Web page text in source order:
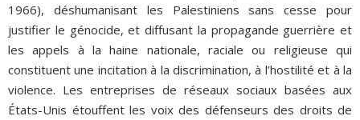
1966), déshumanisant les Palestiniens sans cesse pour
justifier le génocide, et diffusant la propagande guerrière et
les appels à la haine nationale, raciale ou religieuse qui
constituent une incitation à la discrimination, à l’hostilité et à la
violence. Les entreprises de réseaux sociaux basées aux
États-Unis étouffent les voix des défenseurs des droits de